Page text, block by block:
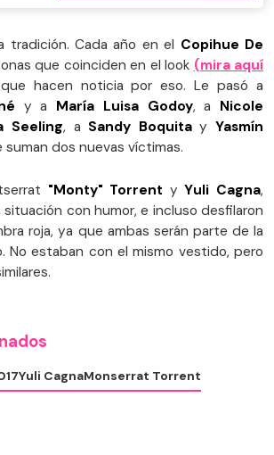
tradición. Cada año en el Copihue De
que coinciden en el look (mira aquí
hacen noticia por eso. Le pasó a
y a María Luisa Godoy, a Nicole
Seeling, a Sandy Boquitay Yasmín
suman dos nuevas víctimas.
"Monty" Torrent y Yuli Cagna,
con humor, e incluso desfilaron
roja, ya que ambas serán parte de la
No estaban con el mismo vestido, pero
Yuli CagnaMonserrat Torrent